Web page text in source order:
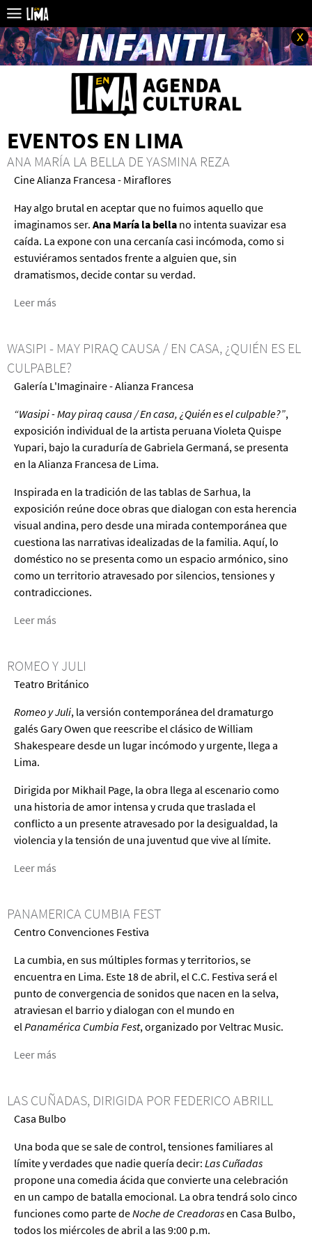
x
EVENTOS EN LIMA
ANA MARÍA LA BELLA DE YASMINA REZA
Cine Alianza Francesa - Miraflores
Hay algo brutal en aceptar que no fuimos aquello que
imaginamos ser. Ana María la bella no intenta suavizar esa
caída. La expone con una cercanía casi incómoda, como si
estuviéramos sentados frente a alguien que, sin
dramatismos, decide contar su verdad.
Leer más
María
la
bella
Yasmina
Reza
WASIPI - MAY PIRAQ CAUSA / EN CASA, ¿QUIÉN ES EL
CULPABLE?
Galería L'Imaginaire - Alianza Francesa
“Wasipi - May piraq causa / En casa, ¿Quién es el culpable?”,
exposición individual de la artista peruana Violeta Quispe
Yupari, bajo la curaduría de Gabriela Germaná, se presenta
en la Alianza Francesa de Lima.
Inspirada en la tradición de las tablas de Sarhua, la
exposición reúne doce obras que dialogan con esta herencia
visual andina, pero desde una mirada contemporánea que
cuestiona las narrativas idealizadas de la familia. Aquí, lo
doméstico no se presenta como un espacio armónico, sino
como un territorio atravesado por silencios, tensiones y
contradicciones.
Leer más
-
May
causa
/
En
¿Quién
es
el
culpable?
ROMEO Y JULI
Teatro Británico
Romeo y Juli, la versión contemporánea del dramaturgo
galés Gary Owen que reescribe el clásico de William
Shakespeare desde un lugar incómodo y urgente, llega a
Lima.
Dirigida por Mikhail Page, la obra llega al escenario como
una historia de amor intensa y cruda que traslada el
conflicto a un presente atravesado por la desigualdad, la
violencia y la tensión de una juventud que vive al límite.
Leer más
y
Juli
PANAMERICA CUMBIA FEST
Centro Convenciones Festiva
La cumbia, en sus múltiples formas y territorios, se
encuentra en Lima. Este 18 de abril, el C.C. Festiva será el
punto de convergencia de sonidos que nacen en la selva,
atraviesan el barrio y dialogan con el mundo en
el Panamérica Cumbia Fest, organizado por Veltrac Music.
Leer más
Cumbia
Fest
LAS CUÑADAS, DIRIGIDA POR FEDERICO ABRILL
Casa Bulbo
Una boda que se sale de control, tensiones familiares al
límite y verdades que nadie quería decir: Las Cuñadas
propone una comedia ácida que convierte una celebración
en un campo de batalla emocional. La obra tendrá solo cinco
funciones como parte deNoche de Creadorasen Casa Bulbo,
todos los miércoles de abril a las 9:00 p.m.